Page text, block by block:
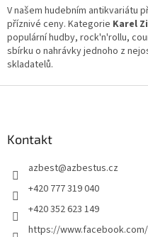
V našem hudebním antikvariátu
příznivé ceny. Kategorie Karel
populární hudby, rock'n'rollu,
sbírku o nahrávky jednoho z
skladatelů.
Kontakt
azbest@azbestus.cz
+420 777 319 040
+420 352 623 149
https://